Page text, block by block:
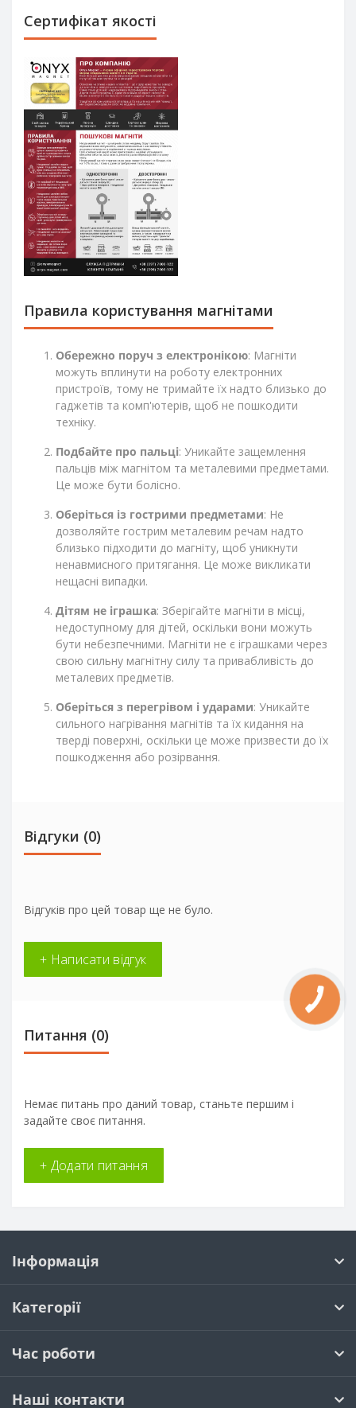
Сертифікат якості
Правила користування магнітами
Обережно поруч з електронікою: Магніти
можуть вплинути на роботу електронних
пристроїв, тому не тримайте їх надто близько до
гаджетів та комп'ютерів, щоб не пошкодити
техніку.
Подбайте про пальці: Уникайте защемлення
пальців між магнітом та металевими предметами.
Це може бути болісно.
Оберіться із гострими предметами: Не
дозволяйте гострим металевим речам надто
близько підходити до магніту, щоб уникнути
ненавмисного притягання. Це може викликати
нещасні випадки.
Дітям не іграшка: Зберігайте магніти в місці,
недоступному для дітей, оскільки вони можуть
бути небезпечними. Магніти не є іграшками через
свою сильну магнітну силу та привабливість до
металевих предметів.
Оберіться з перегрівом і ударами: Уникайте
сильного нагрівання магнітів та їх кидання на
тверді поверхні, оскільки це може призвести до їх
пошкодження або розірвання.
Відгуки (0)
Відгуків про цей товар ще не було.
+ Написати відгук
Питання (0)
Немає питань про даний товар, станьте першим і
задайте своє питання.
+ Додати питання
Інформація
Категорії
Час роботи
Наші контакти